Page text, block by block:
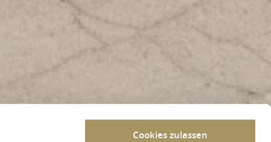
Cookies zulassen